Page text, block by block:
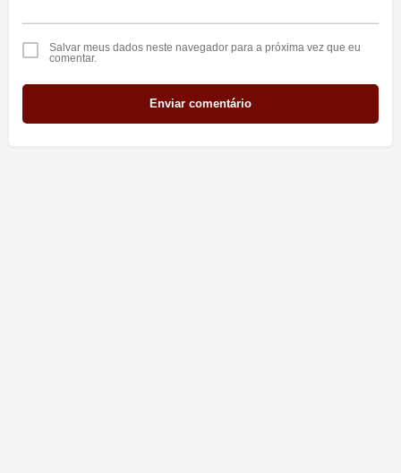
Salvar meus dados neste navegador para a próxima vez que eu
comentar.
Enviar comentário